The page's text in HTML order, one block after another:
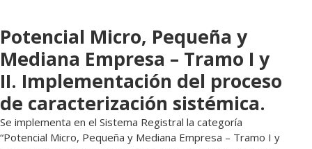
Potencial Micro, Pequeña y
Mediana Empresa – Tramo I y
II. Implementación del proceso
de caracterización sistémica.
Se implementa en el Sistema Registral la categoría
“Potencial Micro, Pequeña y Mediana Empresa – Tramo I y